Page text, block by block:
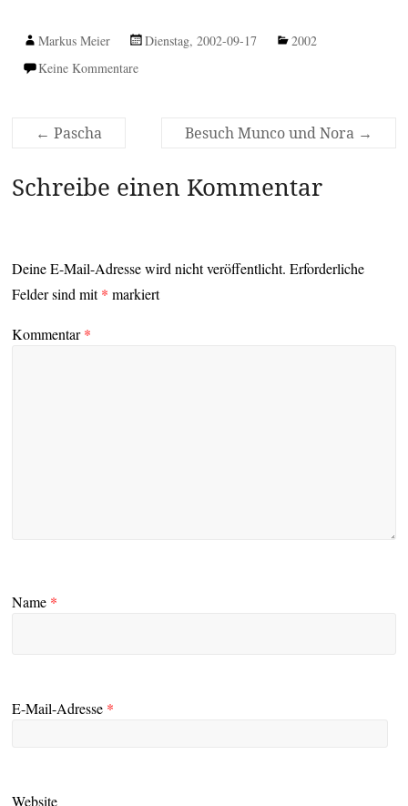
Markus Meier Dienstag, 2002-09-17
2002
Keine Kommentare
← Pascha Besuch Munco und Nora →
Schreibe einen Kommentar
Deine E-Mail-Adresse wird nicht veröffentlicht. Erforderliche
Felder sind mit* markiert
Kommentar*
Name *
E-Mail-Adresse *
Website